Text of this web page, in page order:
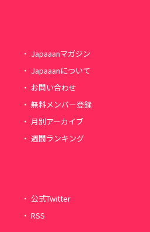
Japaaanマガジン
Japaaanについて
お問い合わせ
無料メンバー登録
月別アーカイブ
週間ランキング
公式Twitter
RSS